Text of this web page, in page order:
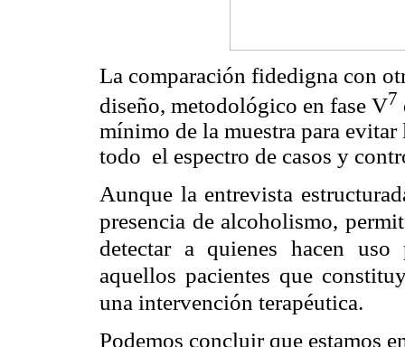
La comparación fidedigna con
diseño, metodológico en fase V7
mínimo de la muestra para
todo el espectro de casos y
Aunque la entrevista
presencia de alcoholismo,
detectar a quienes hacen
aquellos pacientes que
una intervención terapéutica.
Podemos concluir que estamos